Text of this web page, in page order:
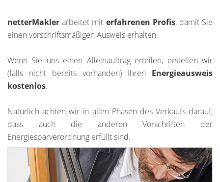
netterMakler arbeitet mit erfahrenen Profis, damit Sie
einen vorschriftsmäßigen Ausweis erhalten.
Wenn Sie uns einen Alleinauftrag erteilen, erstellen wir
(falls nicht bereits vorhanden) Ihren Energieausweis
kostenlos.
Natürlich achten wir in allen Phasen des Verkaufs darauf,
dass auch die anderen Vorschriften der
Energiesparverordnung erfüllt sind.